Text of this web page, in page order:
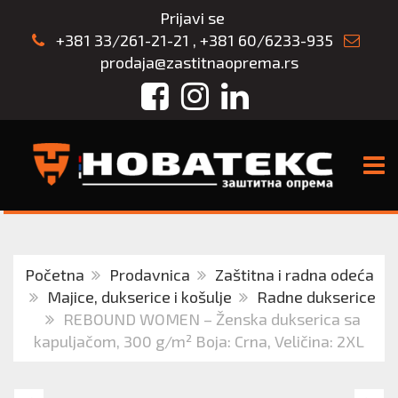
Prijavi se
+381 33/261-21-21 , +381 60/6233-935
prodaja@zastitnaoprema.rs
FacebookInstagram
LinkedIn
Početna Prodavnica
Zaštitna i radna odeća
Majice, dukserice i košulje
Radne dukserice
REBOUND WOMEN – Ženska dukserica sa
kapuljačom, 300 g/m² Boja: Crna, Veličina: 2XL